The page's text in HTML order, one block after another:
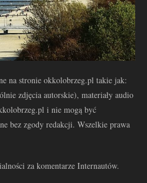
na stronie okkolobrzeg.pl takie jak:
zdjęcia autorskie), materiały audio
i nie mogą być
bez zgody redakcji. Wszelkie prawa
za komentarze Internautów.